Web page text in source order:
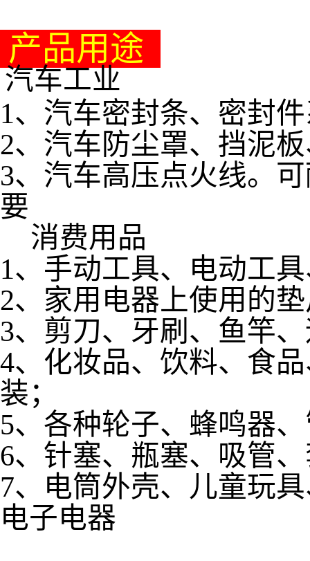
产品用途
汽车工业
1、汽车密封条、密封
2、汽车防尘罩、挡泥
3、汽车高压点火线。
要
消费用品
1、手动工具、电动工
2、家用电器上使用的
3、剪刀、牙刷、鱼竿
4、化妆品、饮料、食
装；
5、各种轮子、蜂鸣器
6、针塞、瓶塞、吸管
7、电筒外壳、儿童玩
电子电器